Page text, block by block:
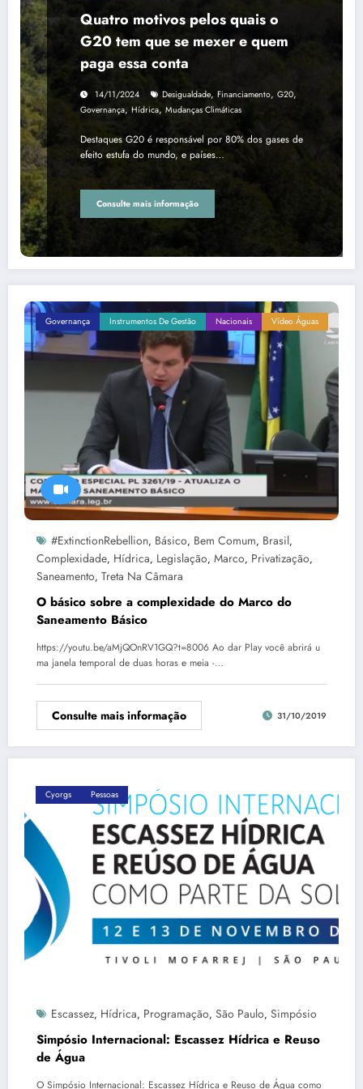
Quatro motivos pelos quais o
G20 tem que se mexer e quem
paga essa conta
14/11/2024 Desigualdade, Financiamento, G20,
Governança, Hídrica, Mudanças Climáticas
Destaques G20 é responsável por 80% dos gases de
efeito estufa do mundo, e países…
Consulte mais informação
Governança Instrumentos De Gestão Nacionais Vídeo Águas
#ExtinctionRebellion, Básico, Bem Comum, Brasil,
Complexidade, Hídrica, Legislação, Marco, Privatização,
Saneamento, Treta Na Câmara
O básico sobre a complexidade do Marco do
Saneamento Básico
https://youtu.be/aMjQOnRV1GQ?t=8006 Ao dar Play você abrirá u
ma janela temporal de duas horas e meia -…
Consulte mais informação 31/10/2019
Cyorgs Pessoas
Escassez, Hídrica, Programação, São Paulo, Simpósio
Simpósio Internacional: Escassez Hídrica e Reuso
de Água
O Simpósio Internacional: Escassez Hídrica e Reuso de Água como